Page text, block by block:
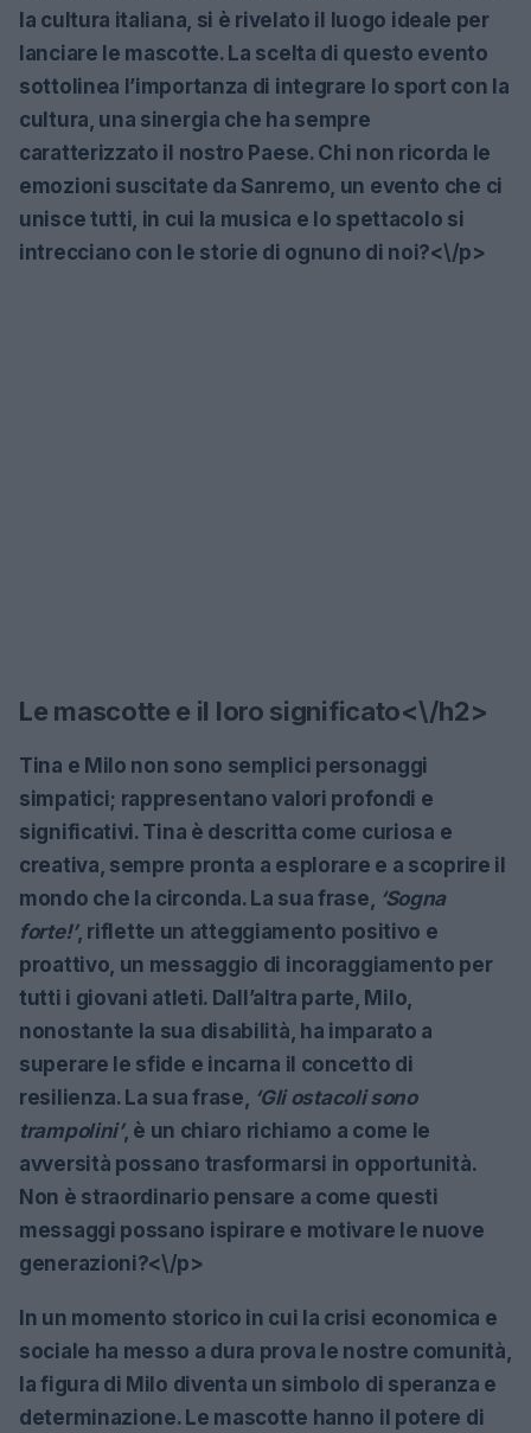
la cultura italiana, si è rivelato il luogo ideale per
lanciare le mascotte. La scelta di questo evento
sottolinea l’importanza di integrare lo sport con la
cultura, una sinergia che ha sempre
caratterizzato il nostro Paese. Chi non ricorda le
emozioni suscitate da Sanremo, un evento che ci
unisce tutti, in cui la musica e lo spettacolo si
intrecciano con le storie di ognuno di noi?<\/p>
Le mascotte e il loro significato<\/h2>
Tina e Milo non sono semplici personaggi
simpatici; rappresentano valori profondi e
significativi. Tina è descritta come curiosa e
creativa, sempre pronta a esplorare e a scoprire il
mondo che la circonda. La sua frase, ‘Sogna
forte!’, riflette un atteggiamento positivo e
proattivo, un messaggio di incoraggiamento per
tutti i giovani atleti. Dall’altra parte, Milo,
nonostante la sua disabilità, ha imparato a
superare le sfide e incarna il concetto di
resilienza. La sua frase, ‘Gli ostacoli sono
trampolini’, è un chiaro richiamo a come le
avversità possano trasformarsi in opportunità.
Non è straordinario pensare a come questi
messaggi possano ispirare e motivare le nuove
generazioni?<\/p>
In un momento storico in cui la crisi economica e
sociale ha messo a dura prova le nostre comunità,
la figura di Milo diventa un simbolo di speranza e
determinazione. Le mascotte hanno il potere di